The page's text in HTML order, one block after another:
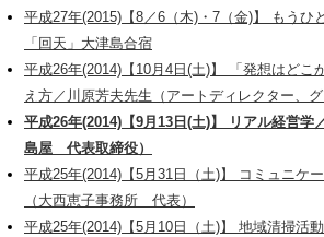
平成27年(2015)【8／6（木)・7（金)】 もうひ
「回天」大津島合宿
平成26年(2014)【10月4日(土)】 「発想はどこ
え方／川原芳夫先生（アートディレクター、
平成26年(2014)【9月13日(土)】 リアル経営学
島屋 代表取締役）
平成25年(2014)【5月31日（土)】 コミュニケ
（大西恵子事務所 代表）
平成25年(2014)【5月10日（土)】 地域清掃活動